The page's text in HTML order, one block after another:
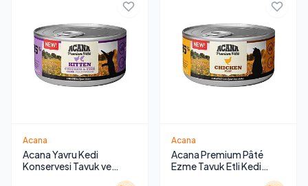
Acana
Acana Yavru Kedi
Konservesi Tavuk ve
Acana
Acana Premium Pâté
Ezme Tavuk Etli Kedi